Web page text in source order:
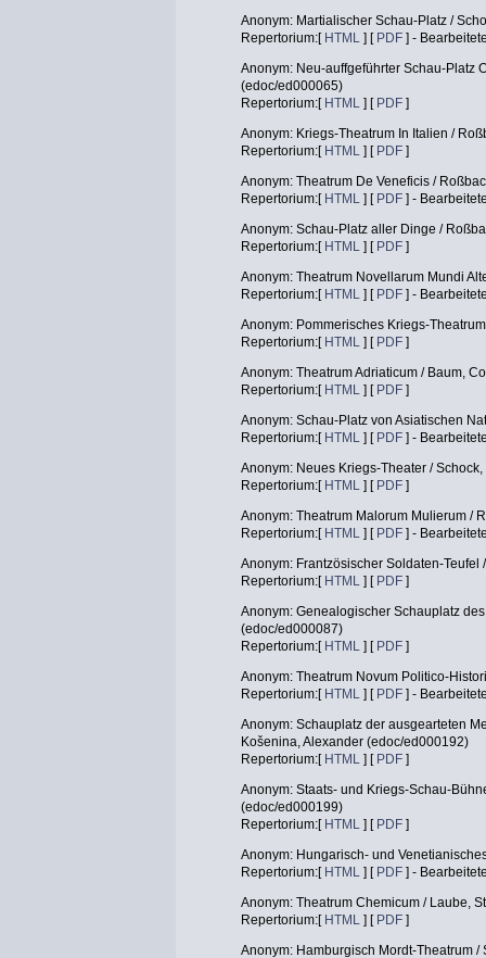
Anonym: Martialischer Schau-Platz /
Repertorium:[HTML ] [PDF ] -
Anonym: Neu-auffgeführter Schau-Platz
(edoc/ed000065)
Repertorium:[HTML ] [PDF ]
Anonym: Kriegs-Theatrum In Italien /
Repertorium:[HTML ] [PDF ]
Anonym: Theatrum De Veneficis /
Repertorium:[HTML ] [PDF ] -
Anonym: Schau-Platz aller Dinge /
Repertorium:[HTML ] [PDF ]
Anonym: Theatrum Novellarum Mundi
Repertorium:[HTML ] [PDF ] -
Anonym: Pommerisches Kriegs-
Repertorium:[HTML ] [PDF ]
Anonym: Theatrum Adriaticum / Baum,
Repertorium:[HTML ] [PDF ]
Anonym: Schau-Platz von Asiatischen
Repertorium:[HTML ] [PDF ] -
Anonym: Neues Kriegs-Theater /
Repertorium:[HTML ] [PDF ]
Anonym: Theatrum Malorum Mulierum /
Repertorium:[HTML ] [PDF ] -
Anonym: Frantzösischer Soldaten-
Repertorium:[HTML ] [PDF ]
Anonym: Genealogischer Schauplatz
(edoc/ed000087)
Repertorium:[HTML ] [PDF ]
Anonym: Theatrum Novum Politico-
Repertorium:[HTML ] [PDF ] -
Anonym: Schauplatz der ausgearteten
Košenina, Alexander (edoc/ed000192)
Repertorium:[HTML ] [PDF ]
Anonym: Staats- und Kriegs-Schau-
(edoc/ed000199)
Repertorium:[HTML ] [PDF ]
Anonym: Hungarisch- und
Repertorium:[HTML ] [PDF ] -
Anonym: Theatrum Chemicum / Laube,
Repertorium:[HTML ] [PDF ]
Anonym: Hamburgisch Mordt-Theatrum